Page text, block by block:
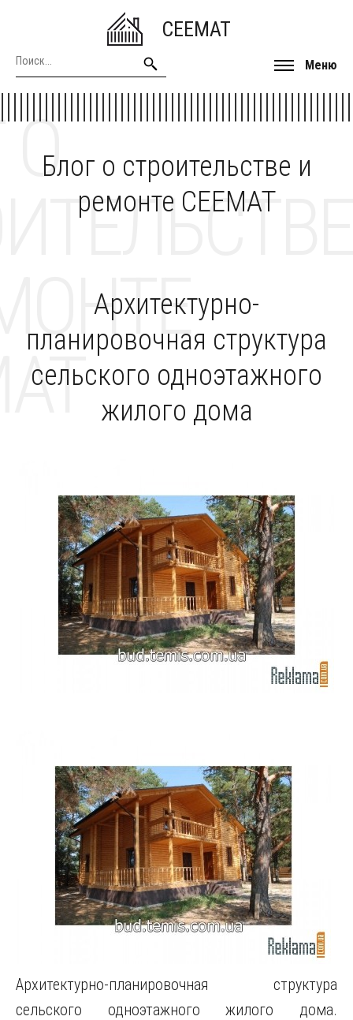
CEEMAT
Меню
Блог о строительстве и
ремонте CEEMAT
О
Архитектурно-
планировочная структура
сельского одноэтажного
жилого дома
Архитектурно-планировочная структура
сельского одноэтажного жилого дома.